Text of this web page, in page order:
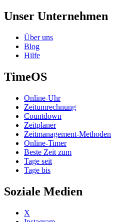
Unser Unternehmen
Über uns
Blog
Hilfe
TimeOS
Online-Uhr
Zeitumrechnung
Countdown
Zeitplaner
Zeitmanagement-Methoden
Online-Timer
Beste Zeit zum
Tage seit
Tage bis
Soziale Medien
X